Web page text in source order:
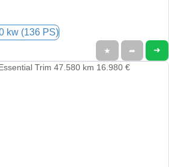
kw (136 PS)
★ ➦ ➜